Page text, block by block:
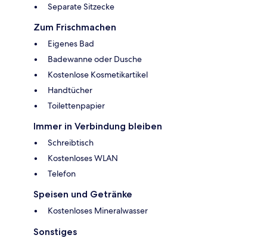
Separate Sitzecke
Zum Frischmachen
Eigenes Bad
Badewanne oder Dusche
Kostenlose Kosmetikartikel
Handtücher
Toilettenpapier
Immer in Verbindung bleiben
Schreibtisch
Kostenloses WLAN
Telefon
Speisen und Getränke
Kostenloses Mineralwasser
Sonstiges